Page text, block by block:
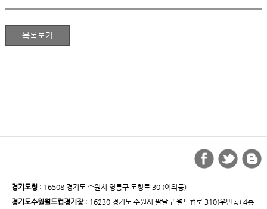
경기도청: 16508 경기도 수원시 영통구 도청로 30 (이의동)
경기도수원월드컵경기장: 16230 경기도 수원시 팔달구 월드컵로 310(우만동) 4층